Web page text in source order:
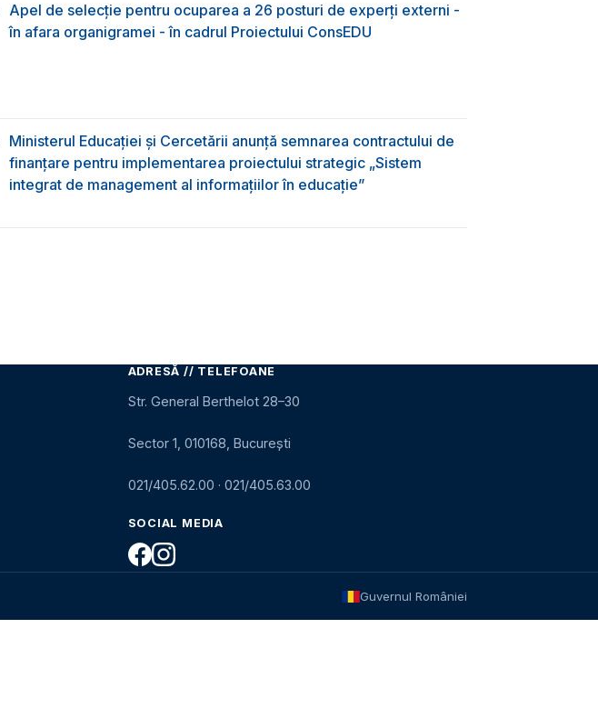
Apel de selecție pentru ocuparea a 26 posturi de experți externi -
în afara organigramei - în cadrul Proiectului ConsEDU
Ministerul Educației și Cercetării anunță semnarea contractului de
finanțare pentru implementarea proiectului strategic „Sistem
integrat de management al informațiilor în educație”
ADRESĂ // TELEFOANE
Str. General Berthelot 28–30
Sector 1, 010168, București
021/405.62.00 · 021/405.63.00
SOCIAL MEDIA
Guvernul României